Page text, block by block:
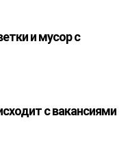
и мусор с
с вакансиями